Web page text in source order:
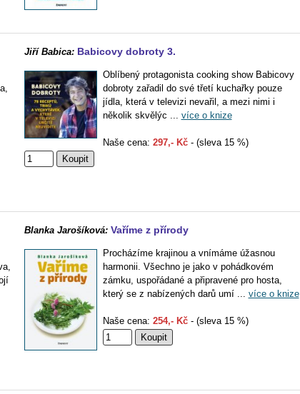
Jiří Babica: Babicovy dobroty 3.
Oblíbený protagonista cooking show Babicovy
dobroty zařadil do své třetí kuchařky pouze
jídla, která v televizi nevařil, a mezi nimi i
několik skvělýc ... více o knize
Naše cena: 297,- Kč- (sleva 15 %)
Blanka Jarošíková: Vaříme z přírody
Procházíme krajinou a vnímáme úžasnou
harmonii. Všechno je jako v pohádkovém
zámku, uspořádané a připravené pro hosta,
který se z nabízených darů umí ... více o knize
Naše cena: 254,- Kč- (sleva 15 %)